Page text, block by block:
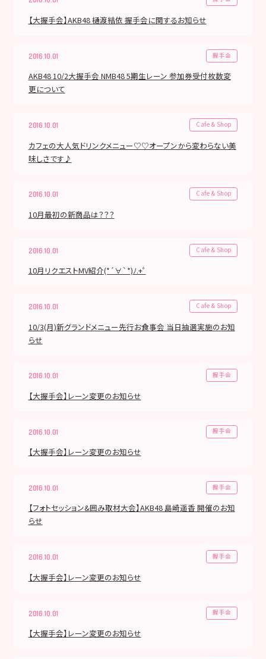
【大握手会】AKB48 樋渡結依 握手会に関するお知らせ
2016.10.01 握手会
AKB48 10/2大握手会 NMB48 5期生レーン 参加券受付枚数変
更について
2016.10.01 Cafe & Shop
カフェの大人気ドリンクメニュー♡♡オープンから変わらない美
味しさです♪
2016.10.01 Cafe & Shop
10月最初の新商品は？？？
2016.10.01 Cafe & Shop
10月リクエストMV紹介(*´∀`*)ﾉ.+ﾟ
2016.10.01 Cafe & Shop
10/3(月)新グランドメニュー先行お食事会 当日抽選実施のお知
らせ
2016.10.01 握手会
【大握手会】レーン変更のお知らせ
2016.10.01 握手会
【大握手会】レーン変更のお知らせ
2016.10.01 握手会
【フォトセッション&囲み取材大会】AKB48 島崎遥香 開催のお知
らせ
2016.10.01 握手会
【大握手会】レーン変更のお知らせ
2016.10.01 握手会
【大握手会】レーン変更のお知らせ